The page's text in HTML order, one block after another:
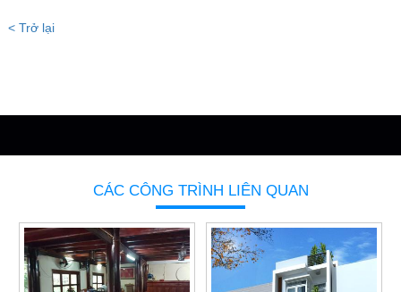
< Trở lại
CÁC CÔNG TRÌNH LIÊN QUAN